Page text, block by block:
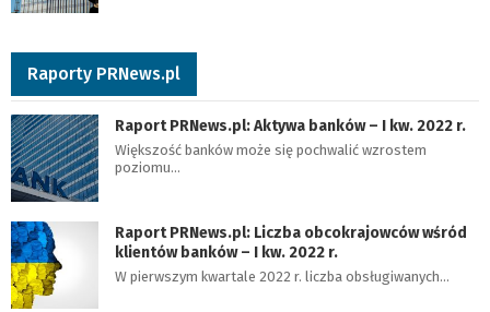
Raporty PRNews.pl
Raport PRNews.pl: Aktywa banków – I kw. 2022 r.
Większość banków może się pochwalić wzrostem
poziomu…
Raport PRNews.pl: Liczba obcokrajowców wśród
klientów banków – I kw. 2022 r.
W pierwszym kwartale 2022 r. liczba obsługiwanych…